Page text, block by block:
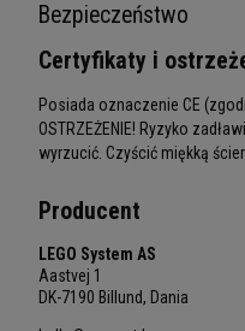
Bezpieczeństwo
Certyfikaty i
Posiada oznaczenie CE
OSTRZEŻENIE! Ryzyko
wyrzucić. Czyścić miękką
Producent
LEGO System AS
Aastvej 1
DK-7190 Billund, Dania